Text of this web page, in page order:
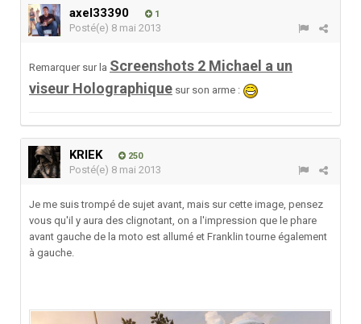
axel33390 1
Posté(e) 8 mai 2013
Remarquer sur la Screenshots 2 Michael a un
viseur Holographique sur son arme :
KRIEK 250
Posté(e) 8 mai 2013
Je me suis trompé de sujet avant, mais sur cette image, pensez
vous qu'il y aura des clignotant, on a l'impression que le phare
avant gauche de la moto est allumé et Franklin tourne également
à gauche.